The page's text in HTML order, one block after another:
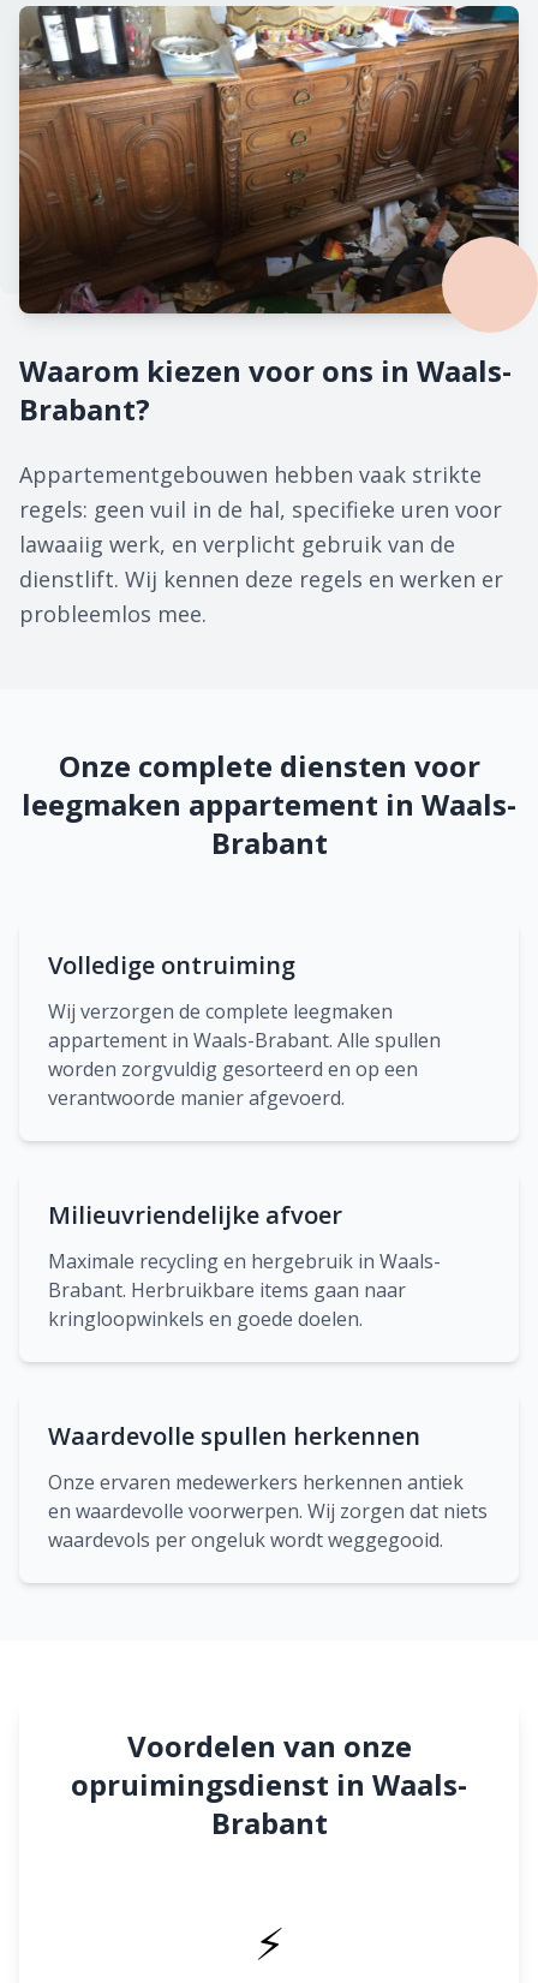
Waarom kiezen voor ons in Waals-
Brabant?
Appartementgebouwen hebben vaak strikte
regels: geen vuil in de hal, specifieke uren voor
lawaaiig werk, en verplicht gebruik van de
dienstlift. Wij kennen deze regels en werken er
probleemlos mee.
Onze complete diensten voor
leegmaken appartement in Waals-
Brabant
Volledige ontruiming
Wij verzorgen de complete leegmaken
appartement in Waals-Brabant. Alle spullen
worden zorgvuldig gesorteerd en op een
verantwoorde manier afgevoerd.
Milieuvriendelijke afvoer
Maximale recycling en hergebruik in Waals-
Brabant. Herbruikbare items gaan naar
kringloopwinkels en goede doelen.
Waardevolle spullen herkennen
Onze ervaren medewerkers herkennen antiek
en waardevolle voorwerpen. Wij zorgen dat niets
waardevols per ongeluk wordt weggegooid.
Voordelen van onze
opruimingsdienst in Waals-
Brabant
⚡